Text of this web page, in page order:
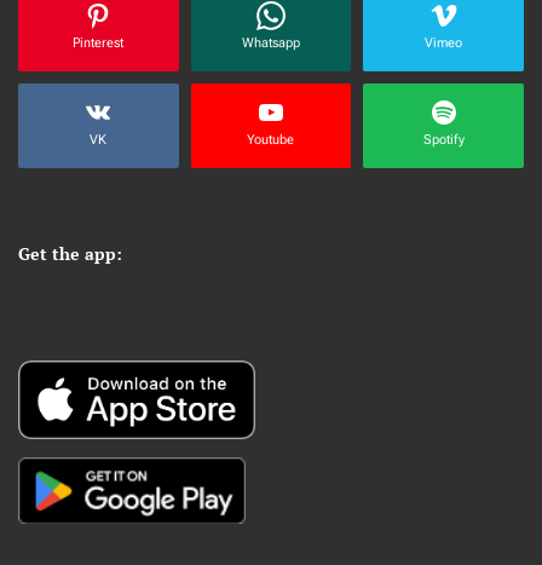
Pinterest Whatsapp Vimeo
VK Youtube Spotify
Get the app: